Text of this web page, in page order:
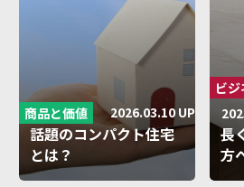
商品と価値 2026.03.10 UP
話題のコンパクト住宅
とは？
無駄の…
ビ
長
方